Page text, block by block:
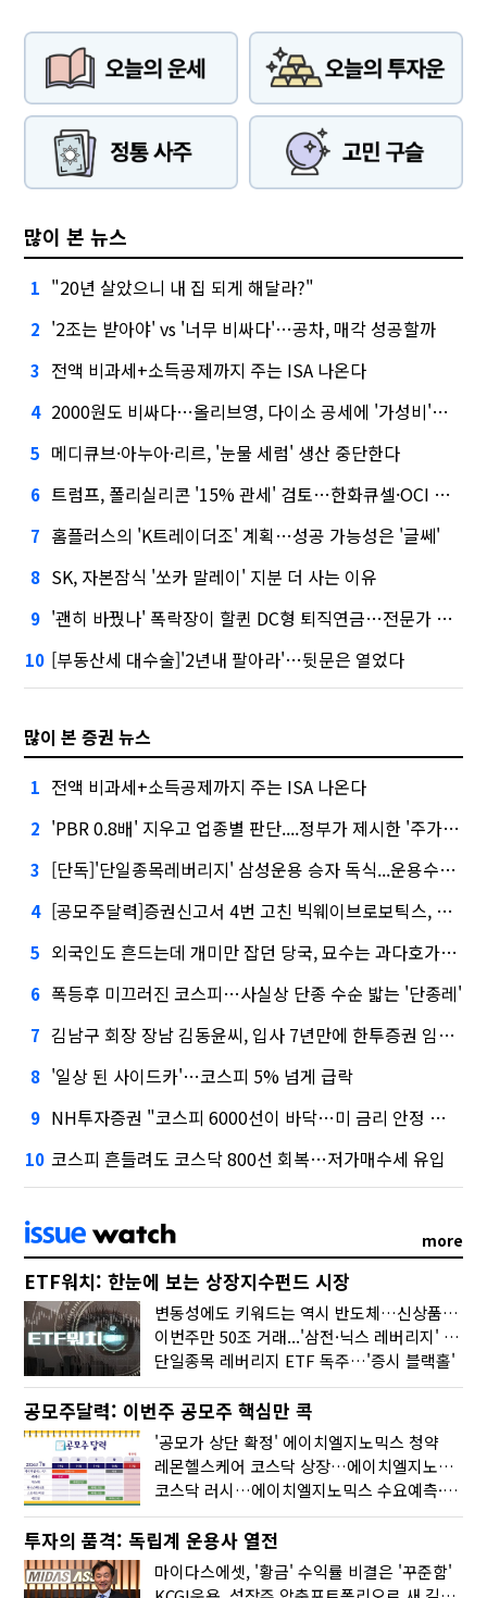
많이 본 뉴스
1 "20년 살았으니 내 집 되게 해달라?"
2 '2조는 받아야' vs '너무 비싸다'…공차, 매각 성공할까
3 전액 비과세+소득공제까지 주는 ISA 나온다
4 2000원도 비싸다…올리브영, 다이소 공세에 '가성비'로 맞불
5 메디큐브·아누아·리르, '눈물 세럼' 생산 중단한다
6 트럼프, 폴리실리콘 '15% 관세' 검토…한화큐셀·OCI 영향은?
7 홈플러스의 'K트레이더조' 계획…성공 가능성은 '글쎄'
8 SK, 자본잠식 '쏘카 말레이' 지분 더 사는 이유
9 '괜히 바꿨나' 폭락장이 할퀸 DC형 퇴직연금…전문가 조언은
10 [부동산세 대수술]'2년내 팔아라'…뒷문은 열었다
많이 본 증권 뉴스
1 전액 비과세+소득공제까지 주는 ISA 나온다
2 'PBR 0.8배' 지우고 업종별 판단....정부가 제시한 '주가 누르기' 방지법
3 [단독]'단일종목레버리지' 삼성운용 승자 독식...운용수익 미래에셋의 6배
4 [공모주달력]증권신고서 4번 고친 빅웨이브로보틱스, 수요예측
5 외국인도 흔드는데 개미만 잡던 당국, 묘수는 과다호가부담금?
6 폭등후 미끄러진 코스피…사실상 단종 수순 밟는 '단종레'
7 김남구 회장 장남 김동윤씨, 입사 7년만에 한투증권 임원 승진
8 '일상 된 사이드카'…코스피 5% 넘게 급락
9 NH투자증권 "코스피 6000선이 바닥…미 금리 안정 후 추가 회복"
10 코스피 흔들려도 코스닥 800선 회복…저가매수세 유입
more
ETF워치: 한눈에 보는 상장지수펀드 시장
변동성에도 키워드는 역시 반도체…신상품은 우주·방산
이번주만 50조 거래...'삼전·닉스 레버리지' 수익률은 -30%
단일종목 레버리지 ETF 독주…'증시 블랙홀'
공모주달력: 이번주 공모주 핵심만 콕
'공모가 상단 확정' 에이치엘지노믹스 청약
레몬헬스케어 코스닥 상장…에이치엘지노믹스 수요예측
코스닥 러시…에이치엘지노믹스 수요예측·레메디 청약
투자의 품격: 독립계 운용사 열전
마이다스에셋, '황금' 수익률 비결은 '꾸준함'